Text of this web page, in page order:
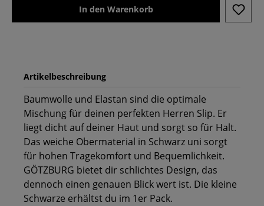
In den Warenkorb
Artikelbeschreibung
Baumwolle und Elastan sind die optimale
Mischung für deinen perfekten Herren Slip. Er
liegt dicht auf deiner Haut und sorgt so für Halt.
Das weiche Obermaterial in Schwarz uni sorgt
für hohen Tragekomfort und Bequemlichkeit.
GÖTZBURG bietet dir schlichtes Design, das
dennoch einen genauen Blick wert ist. Die kleine
Schwarze erhältst du im 1er Pack.